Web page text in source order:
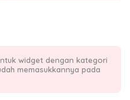
widget dengan kategori
memasukkannya pada